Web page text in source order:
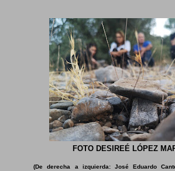
FOTO DESIREÉ LÓPEZ
(De derecha a izquierda: José Eduardo